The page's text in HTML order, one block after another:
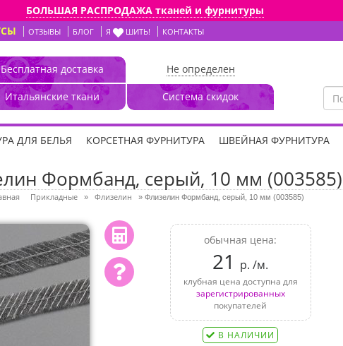
БОЛЬШАЯ РАСПРОДАЖА тканей и фурнитуры
ОТЗЫВЫ БЛОГ Я ШИТЬ! КОНТАКТЫ
Бесплатная доставка
Итальянские ткани
Не определен
Система скидок
ДЛЯ БЕЛЬЯ КОРСЕТНАЯ ФУРНИТУРА ШВЕЙНАЯ ФУРНИТУРА
Формбанд, серый, 10 мм (003585)
Прикладные » Флизелин » Флизелин Формбанд, серый, 10 мм (003585)
обычная цена:
21 р. /м.
клубная цена доступна для
зарегистрированных
покупателей
В НАЛИЧИИ